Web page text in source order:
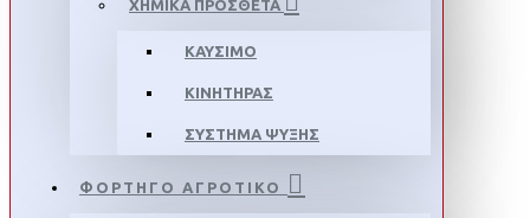
ΧΗΜΙΚΑ ΠΡΟΣΘΕΤΑ
ΚΑΥΣΙΜΟ
ΚΙΝΗΤΗΡΑΣ
ΣΥΣΤΗΜΑ ΨΥΞΗΣ
ΦΟΡΤΗΓΟ ΑΓΡΟΤΙΚΟ